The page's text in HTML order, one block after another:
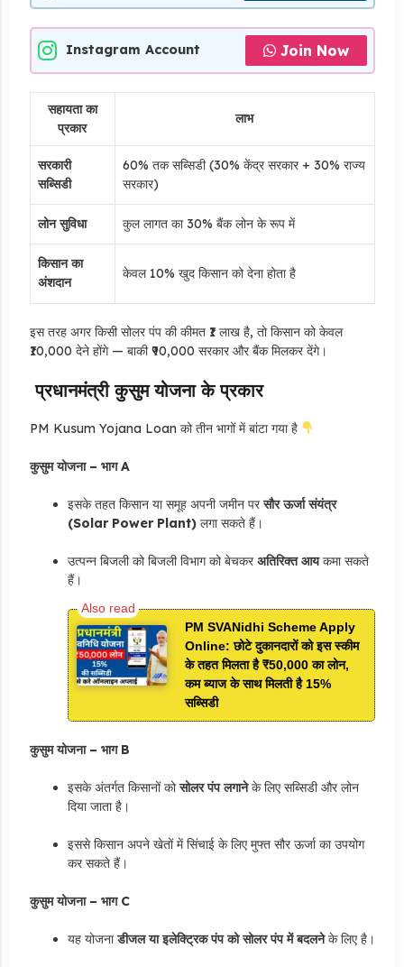
Instagram Account Join Now
सहायता का
प्रकार
लाभ
सरकारी
सब्सिडी
60% तक सब्सिडी (30% केंद्र सरकार + 30% राज्य
सरकार)
लोन सुविधा कुल लागत का 30% बैंक लोन के रूप में
किसान का
अंशदान
केवल 10% खुद किसान को देना होता है
इस तरह अगर किसी सोलर पंप की कीमत ₹1 लाख है, तो किसान को केवल
₹10,000 देने होंगे — बाकी ₹90,000 सरकार और बैंक मिलकर देंगे।
प्रधानमंत्री कुसुम योजना के प्रकार
PM Kusum Yojana Loan को तीन भागों में बांटा गया है
कुसुम योजना – भाग A
इसके तहत किसान या समूह अपनी जमीन परसौर ऊर्जा संयंत्र
(Solar Power Plant)लगा सकते हैं।
उत्पन्न बिजली को बिजली विभाग को बेचकरअतिरिक्त आयकमा सकते
हैं।
PM SVANidhi Scheme Apply
Online: छोटे दुकानदारों को इस स्कीम
के तहत मिलता है ₹50,000 का लोन,
कम ब्याज के साथ मिलती है 15%
सब्सिडी
कुसुम योजना – भाग B
इसके अंतर्गत किसानों कोसोलर पंप लगानेके लिए सब्सिडी और लोन
दिया जाता है।
इससे किसान अपने खेतों में सिंचाई के लिए मुफ्त सौर ऊर्जा का उपयोग
कर सकते हैं।
कुसुम योजना – भाग C
यह योजनाडीजल या इलेक्ट्रिक पंप को सोलर पंप में बदलनेके लिए है।